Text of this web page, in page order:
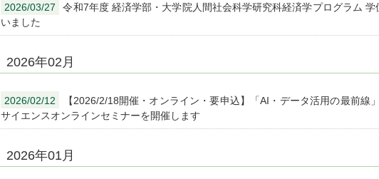
2026/03/27
令和7年度 経済学部・大学院人間社会科学研究科経済学プログラム
いました
2026年02月
2026/02/12
【2026/2/18開催・オンライン・要申込】「AI・データ活用の最前線
サイエンスオンラインセミナーを開催します
2026年01月